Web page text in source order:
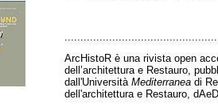
ArcHistoR è una rivista open
dell’architettura e Restauro,
dall'Università Mediterraneadi
dell'architettura e Restauro,